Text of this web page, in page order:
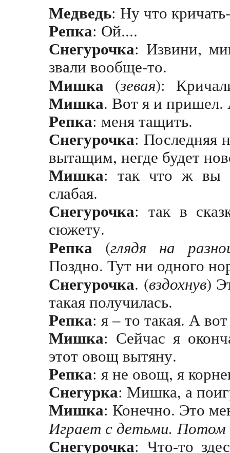
Медведь: Ну что
Репка: Ой....
Снегурочка: Извини,
звали вообще-то.
Мишка (зевая):
Мишка. Вот я и
Репка: меня тащить.
Снегурочка: Последняя
вытащим, негде будет
Мишка: так что ж вы
слабая.
Снегурочка: так в
сюжету.
Репка (глядя на
Поздно. Тут ни одного
Снегурочка. (вздохнув)
такая получилась.
Репка: я – то такая. А
Мишка: Сейчас я
этот овощ вытяну.
Репка: я не овощ, я
Снегурка: Мишка, а
Мишка: Конечно. Это
Играет с детьми. Потом
Снегурочка: Что-то